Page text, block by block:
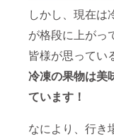
しかし、現在は
が格段に上がっ
皆様が思ってい
冷凍の果物は美
ています！
なにより、行き